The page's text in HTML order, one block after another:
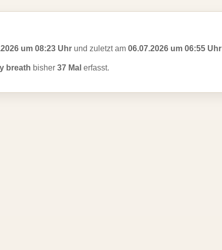
um 08:23 Uhr und zuletzt am 06.07.2026 um 06:55 Uhr
breath bisher 37 Mal erfasst.